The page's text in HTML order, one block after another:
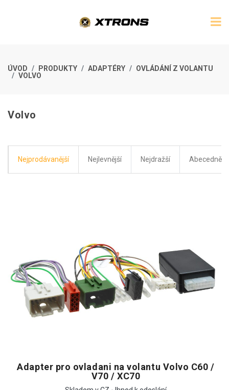
ÚVOD PRODUKTY ADAPTÉRY
OVLÁDÁNÍ Z VOLANTU
VOLVO
Volvo
Nejprodávanější Nejlevnější Nejdražší Abecedně
Adapter pro ovladani na volantu Volvo C60 /
V70 / XC70